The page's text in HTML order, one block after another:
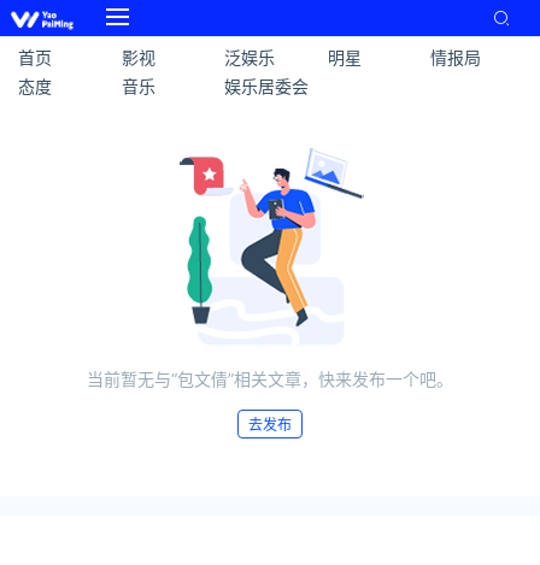
首页 影视 泛娱乐 明星
情报局
态度
音乐 娱乐居委会
当前暂无与“包文倩”相关文章，快来发布一个吧。
去发布